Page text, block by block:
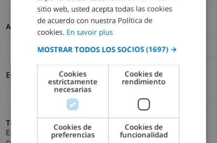
Apellidos *
E-mail *
Teléfono *
En caso de que su dirección de e-mail no funcione
FRENCH
GERMAN
CATALAN
ITALIAN
DANISH
sitio web, usted acepta todas las cookies
de acuerdo con nuestra Política de
cookies. En savoir plus
MOSTRAR TODOS LOS SOCIOS (1697) →
Cookies
estrictamente
necesarias
Cookies de
rendimiento
Cookies de
preferencias
Cookies de
funcionalidad